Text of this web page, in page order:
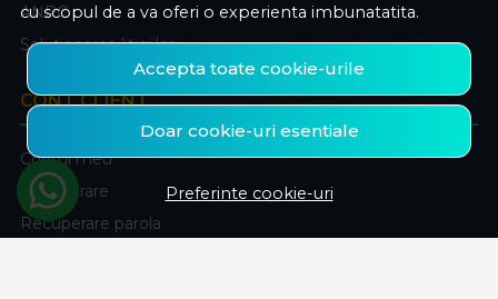
cu scopul de a va oferi o experienta imbunatatita.
Accepta toate cookie-urile
Doar cookie-uri esentiale
Preferinte cookie-uri
ANPC
Solutionarea litigiilor
CONT CLIENT
Contul meu
Inregistrare
Recuperare parola